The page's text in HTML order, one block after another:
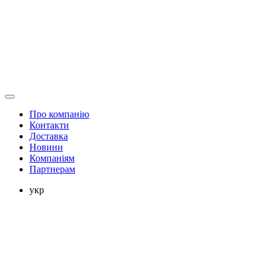
Про компанію
Контакти
Доставка
Новини
Компаніям
Партнерам
укр